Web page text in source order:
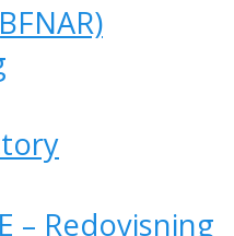
– Redovisning